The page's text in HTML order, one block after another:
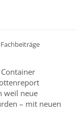
Fachbeiträge
weil neue
– mit neuen